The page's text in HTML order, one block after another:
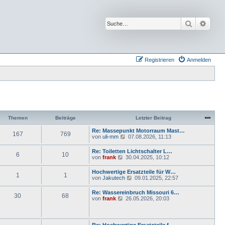
Suche
Anmelden
Registrieren
Themen Beiträge Letzter Beitrag
167 769
Re: Massepunkt Motorraum Mast…
von uli-mm
N
u
e
s
t
e
r
e
i
t
g
07.08.2026, 11:13
6 10
Re: Toiletten Lichtschalter L…
von frank
N
e
s
t
e
t
30.04.2025, 10:12
1 1
Hochwertige Ersatzteile für W…
von Jakutech
N
e
s
r
09.01.2025, 22:57
30 68
Re: Wassereinbruch Missouri 6…
von frank
N26.05.2026, 20:03